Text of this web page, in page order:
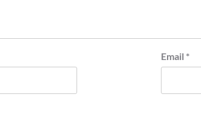
Email *